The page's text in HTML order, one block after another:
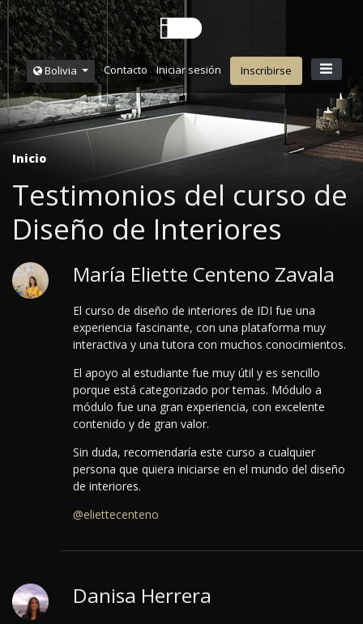
Bolivia Contacto Iniciar sesión Inscribirse
Inicio
Testimonios del curso de
Diseño de Interiores
María Eliette Centeno Zavala
El curso de diseño de interiores de IDI fue una
experiencia fascinante, con una plataforma muy
interactiva y una tutora con muchos conocimientos.
El apoyo al estudiante fue muy útil y es sencillo
porque está categorizado por temas. Módulo a
módulo fue una gran experiencia, con excelente
contenido y de gran valor.
Sin duda, recomendaría este curso a cualquier
persona que quiera iniciarse en el mundo del diseño
de interiores.
@eliettecenteno
Danisa Herrera